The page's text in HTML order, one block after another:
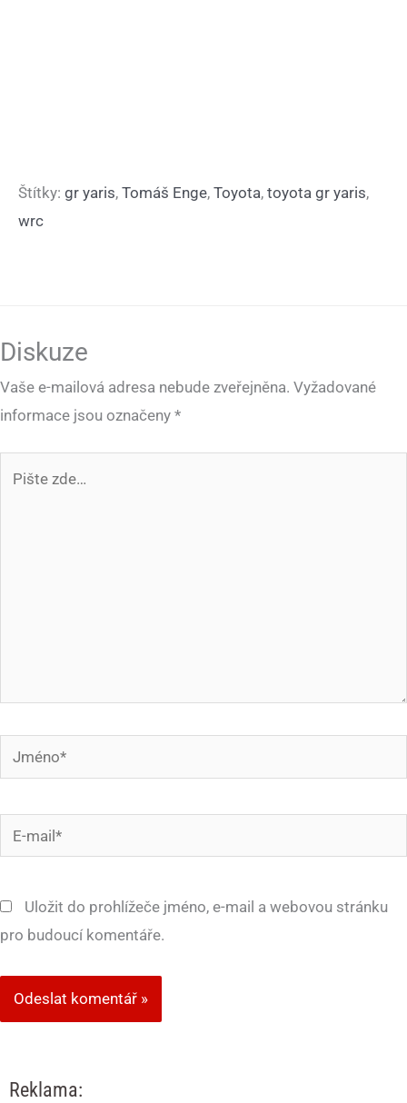
Štítky: gr yaris, Tomáš Enge, Toyota, toyota gr yaris,
wrc
Diskuze
Vaše e-mailová adresa nebude zveřejněna. Vyžadované
informace jsou označeny *
Jméno*
mail*
Uložit do prohlížeče jméno, e-mail a webovou stránku
pro budoucí komentáře.
Reklama: